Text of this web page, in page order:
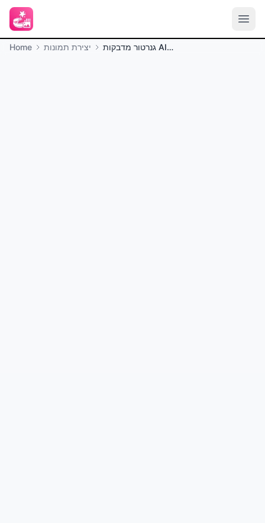
Home יצירת תמונות גנרטור מדבקות AI אונליין